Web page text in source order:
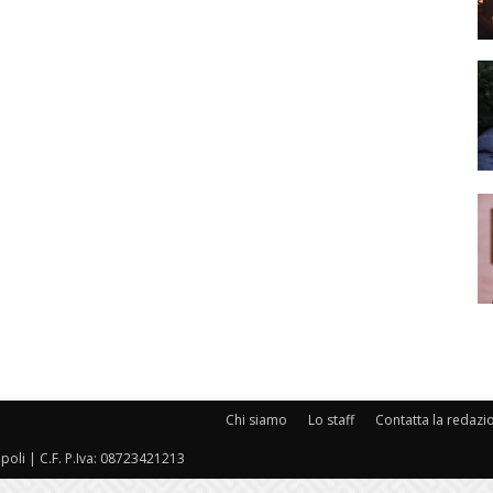
Chi siamo Lo staff Contatta la
| C.F. P.Iva: 08723421213